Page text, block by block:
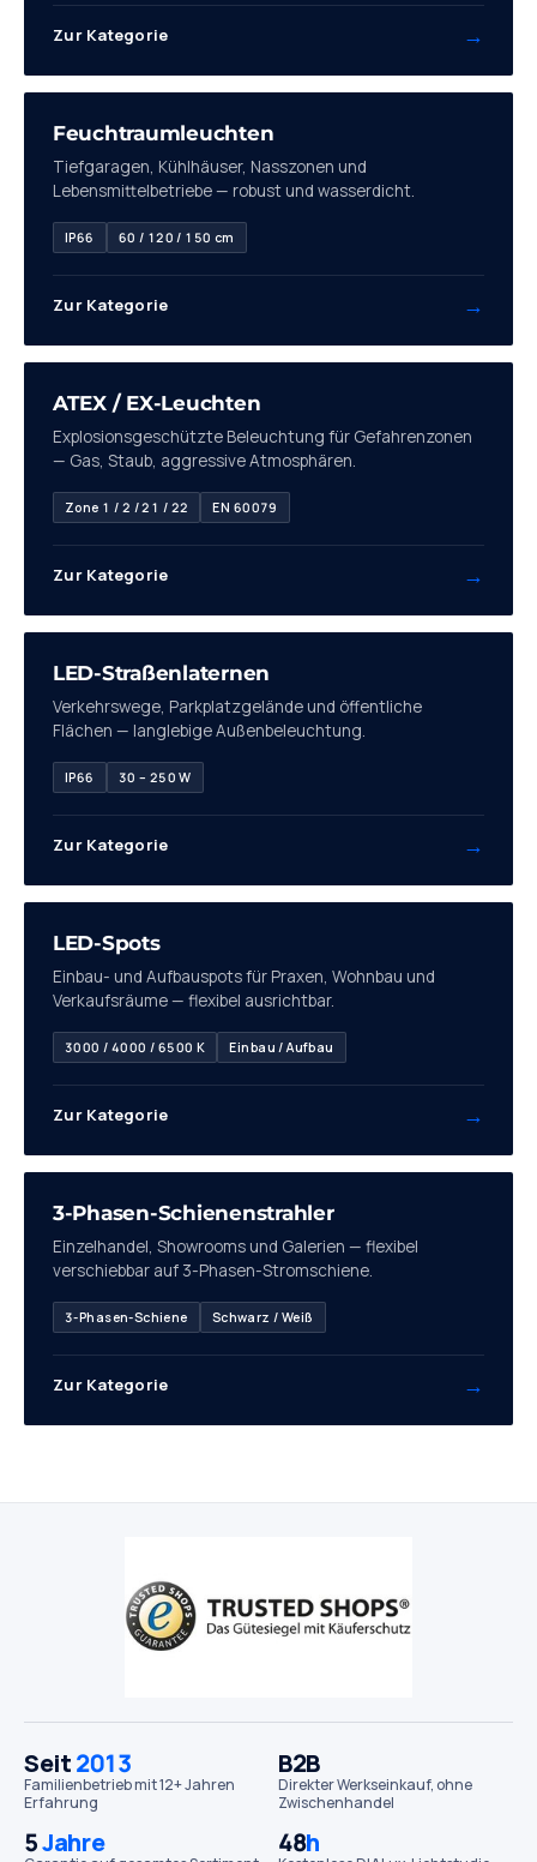
Zur Kategorie →
05
Feuchtraumleuchten
Tiefgaragen, Kühlhäuser, Nasszonen und
Lebensmittelbetriebe — robust und wasserdicht.
IP66 60 / 120 / 150 cm
Zur Kategorie →
06
ATEX / EX-Leuchten
Explosionsgeschützte Beleuchtung für Gefahrenzonen
— Gas, Staub, aggressive Atmosphären.
Zone 1 / 2 / 21 / 22 EN 60079
Zur Kategorie →
07
LED-Straßenlaternen
Verkehrswege, Parkplatzgelände und öffentliche
Flächen — langlebige Außenbeleuchtung.
IP66 30 – 250 W
Zur Kategorie →
08
LED-Spots
Einbau- und Aufbauspots für Praxen, Wohnbau und
Verkaufsräume — flexibel ausrichtbar.
3000 / 4000 / 6500 K Einbau / Aufbau
Zur Kategorie →
09
3-Phasen-Schienenstrahler
Einzelhandel, Showrooms und Galerien — flexibel
verschiebbar auf 3-Phasen-Stromschiene.
3-Phasen-Schiene Schwarz / Weiß
Zur Kategorie →
Seit2013
Familienbetrieb mit 12+ Jahren
Erfahrung
B2B
Direkter Werks­einkauf, ohne
Zwischenhandel
5Jahre 48h